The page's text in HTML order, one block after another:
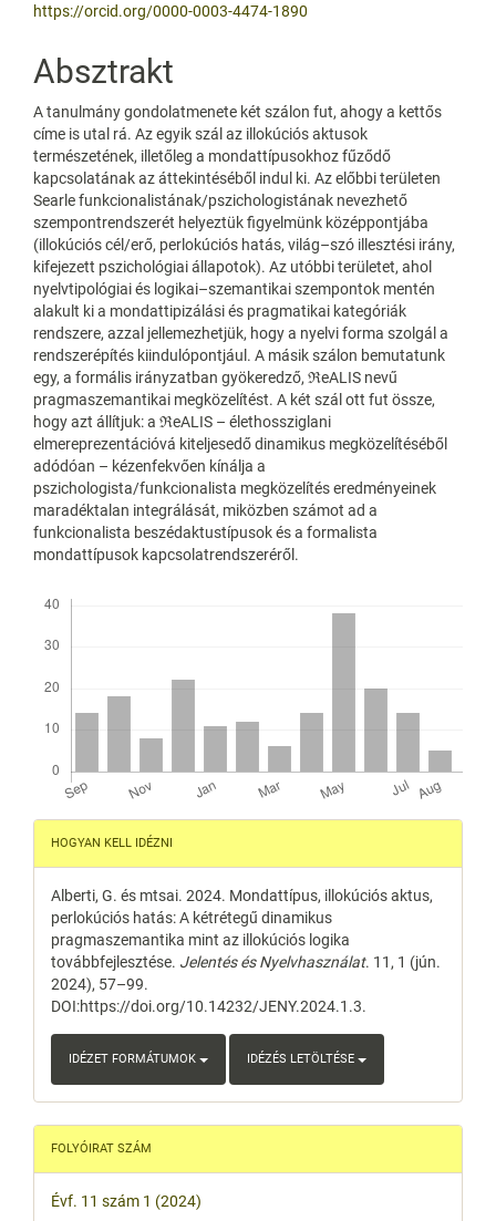
https://orcid.org/0000-0003-4474-1890
Absztrakt
A tanulmány gondolatmenete két szálon fut, ahogy a kettős
címe is utal rá. Az egyik szál az illokúciós aktusok
természetének, illetőleg a mondattípusokhoz fűződő
kapcsolatának az áttekintéséből indul ki. Az előbbi területen
Searle funkcionalistának/pszichologistának nevezhető
szempontrendszerét helyeztük figyelmünk középpontjába
(illokúciós cél/erő, perlokúciós hatás, világ–szó illesztési irány,
kifejezett pszichológiai állapotok). Az utóbbi területet, ahol
nyelvtipológiai és logikai–szemantikai szempontok mentén
alakult ki a mondattipizálási és pragmatikai kategóriák
rendszere, azzal jellemezhetjük, hogy a nyelvi forma szolgál a
rendszerépítés kiindulópontjául. A másik szálon bemutatunk
egy, a formális irányzatban gyökeredző, ℜeALIS nevű
pragmaszemantikai megközelítést. A két szál ott fut össze,
hogy azt állítjuk: a ℜeALIS – élethossziglani
elmereprezentációvá kiteljesedő dinamikus megközelítéséből
adódóan – kézenfekvően kínálja a
pszichologista/funkcionalista megközelítés eredményeinek
maradéktalan integrálását, miközben számot ad a
funkcionalista beszédaktustípusok és a formalista
mondattípusok kapcsolatrendszeréről.
Article
Details
HOGYAN KELL IDÉZNI
Alberti, G. és mtsai. 2024. Mondattípus, illokúciós aktus,
perlokúciós hatás: A kétrétegű dinamikus
pragmaszemantika mint az illokúciós logika
továbbfejlesztése. Jelentés és Nyelvhasználat. 11, 1 (jún.
2024), 57–99.
DOI:https://doi.org/10.14232/JENY.2024.1.3.
IDÉZET FORMÁTUMOK IDÉZÉS LETÖLTÉSE
FOLYÓIRAT SZÁM
Évf. 11 szám 1 (2024)